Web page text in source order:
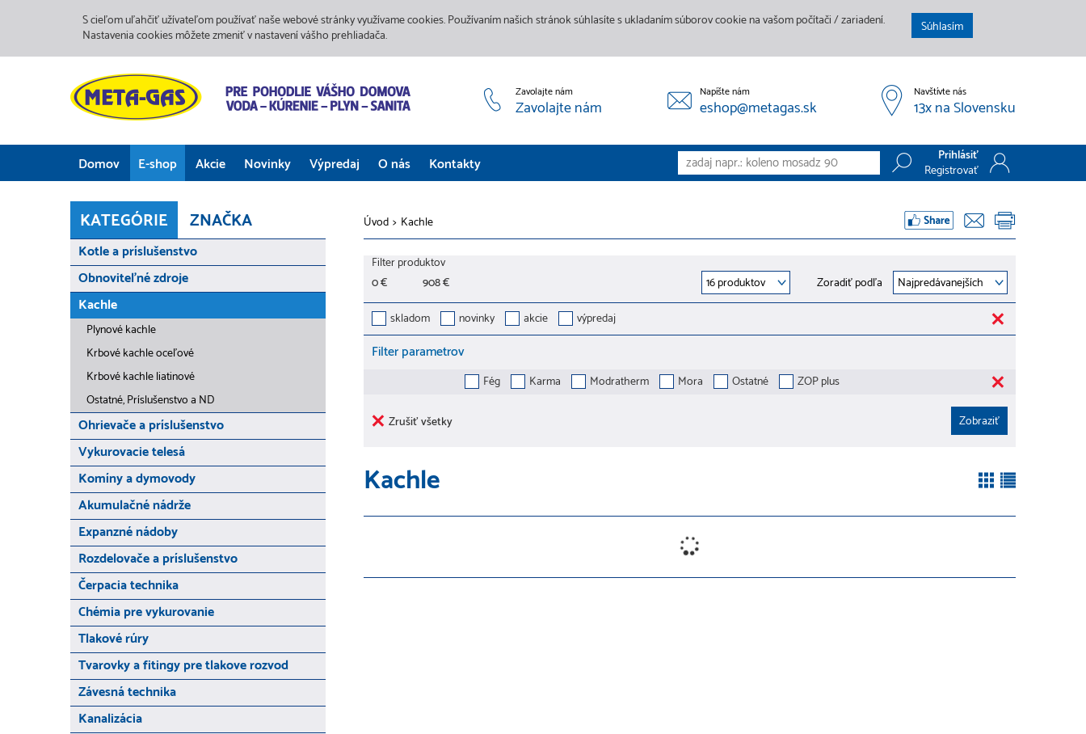
S cieľom uľahčiť užívateľom používať naše webové stránky využívame cookies. Používaním našich stránok súhlasíte s ukladaním súborov cookie na vašom počítači / zariadení.
Nastavenia cookies môžete zmeniť v nastavení vášho prehliadača.
Súhlasím
Zavolajte nám
Zavolajte nám
Napíšte nám
eshop@metagas.sk
Navštívte nás
13x na Slovensku
Domov E-shop Akcie Novinky Výpredaj O nás
Služby
Predajne
Galéria
Kontakty
Prihlásiť
Registrovať
Registrovať
KATEGÓRIE ZNAČKA
Kotle a príslušenstvo
Obnoviteľné zdroje
Kachle
Plynové kachle
Krbové kachle oceľové
Krbové kachle liatinové
Ostatné, Príslušenstvo a ND
Ohrievače a príslušenstvo
Vykurovacie telesá
Komíny a dymovody
Akumulačné nádrže
Expanzné nádoby
Rozdelovače a príslušenstvo
Čerpacia technika
Chémia pre vykurovanie
Tlakové rúry
Tvarovky a fitingy pre tlakove rozvod
Závesná technika
Kanalizácia
Úvod > Kachle
Filter produktov
0 €
908 €
Zoradiť podľa
skladom
novinky akcie výpredaj
Filter parametrov
Fég Karma Modratherm Mora Ostatné ZOP plus
Zrušiť všetky
Kachle